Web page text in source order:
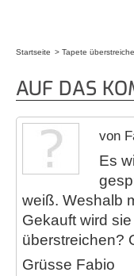
Startseite Tapete
AUF DAS
von
Es
weiß. Weshalb
Gekauft wird
überstreichen?
Grüsse Fabio